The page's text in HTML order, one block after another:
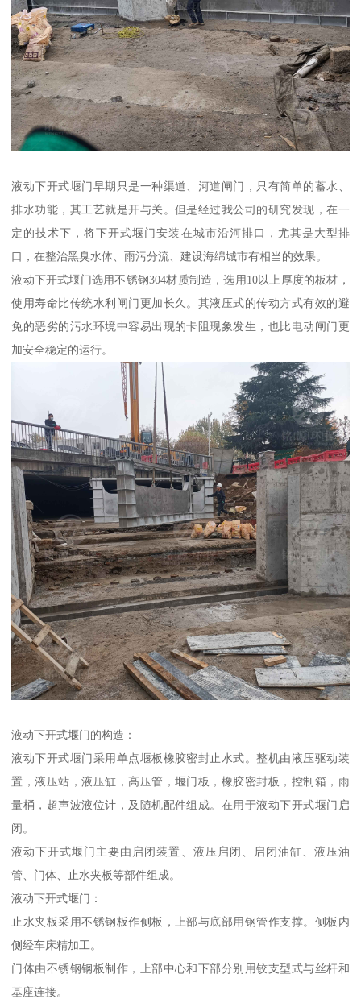
液动下开式堰门早期只是一种渠道、河道闸门，只有简单的蓄水、
排水功能，其工艺就是开与关。但是经过我公司的研究发现，在一
定的技术下，将下开式堰门安装在城市沿河排口，尤其是大型排
口，在整治黑臭水体、雨污分流、建设海绵城市有相当的效果。
液动下开式堰门选用不锈钢304材质制造，选用10以上厚度的板材，
使用寿命比传统水利闸门更加长久。其液压式的传动方式有效的避
免的恶劣的污水环境中容易出现的卡阻现象发生，也比电动闸门更
加安全稳定的运行。
液动下开式堰门的构造：
液动下开式堰门采用单点堰板橡胶密封止水式。整机由液压驱动装
置，液压站，液压缸，高压管，堰门板，橡胶密封板，控制箱，雨
量桶，超声波液位计，及随机配件组成。在用于液动下开式堰门启
闭。
液动下开式堰门主要由启闭装置、液压启闭、启闭油缸、液压油
管、门体、止水夹板等部件组成。
液动下开式堰门：
止水夹板采用不锈钢板作侧板，上部与底部用钢管作支撑。侧板内
侧经车床精加工。
门体由不锈钢钢板制作，上部中心和下部分别用铰支型式与丝杆和
基座连接。